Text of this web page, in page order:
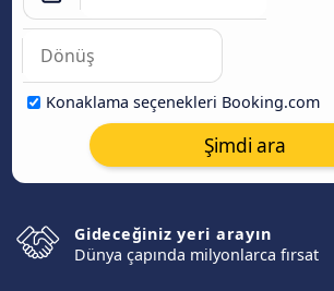
Konaklama seçenekleri Booking.com
Şimdi ara
Gideceğiniz yeri arayın
Dünya çapında milyonlarca fırsat